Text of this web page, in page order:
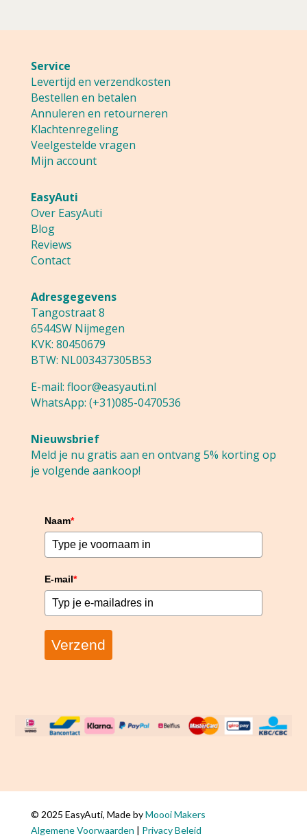
Service
Levertijd en verzendkosten
Bestellen en betalen
Annuleren en retourneren
Klachtenregeling
Veelgestelde vragen
Mijn account
EasyAuti
Over EasyAuti
Blog
Reviews
Contact
Adresgegevens
Tangostraat 8
6544SW Nijmegen
KVK: 80450679
BTW: NL003437305B53
E-mail: floor@easyauti.nl
WhatsApp: (+31)085-0470536
Nieuwsbrief
Meld je nu gratis aan en ontvang 5% korting op
je volgende aankoop!
Naam*
E-mail*
Verzend
© 2025 EasyAuti, Made byMoooi Makers
Algemene Voorwaarden | Privacy Beleid